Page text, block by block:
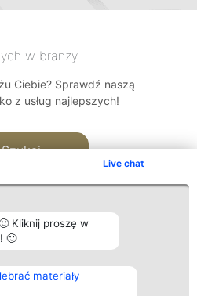
Live chat
Kliknij proszę w
🙂
materiały
w branży
Ciebie? Sprawdź naszą
z usług najlepszych!
Szukaj
Kontakt
Kontakt